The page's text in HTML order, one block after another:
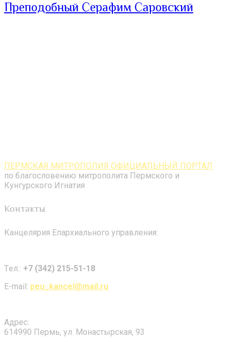
Преподобный Серафим Саровский
ПЕРМСКАЯ МИТРОПОЛИЯ ОФИЦИАЛЬНЫЙ ПОРТАЛ
по благословению митрополита Пермского и
Кунгурского Игнатия
Контакты
Канцелярия Епархиального управления:
Tел.: +7 (342) 215-51-18
E-mail: peu_kancel@mail.ru
Адрес:
614990 Пермь, ул. Монастырская, 93